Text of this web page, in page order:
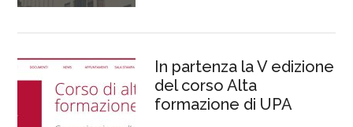
In partenza la V edizione
del corso Alta
formazione di UPA